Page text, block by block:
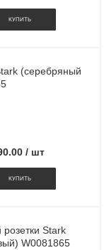
КУПИТЬ
(серебряный
/ шт
КУПИТЬ
Stark
W0081865